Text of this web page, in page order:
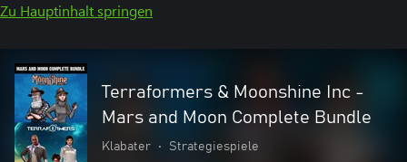
Zu Hauptinhalt springen
Terraformers & Moonshine Inc -
Mars and Moon Complete Bundle
Klabater • Strategiespiele